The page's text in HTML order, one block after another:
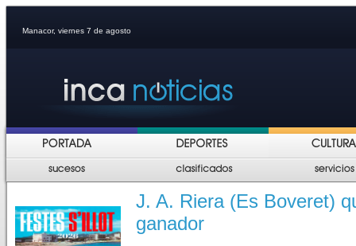
Manacor, viernes 7 de agosto
J. A. Riera (Es Boveret)
ganador